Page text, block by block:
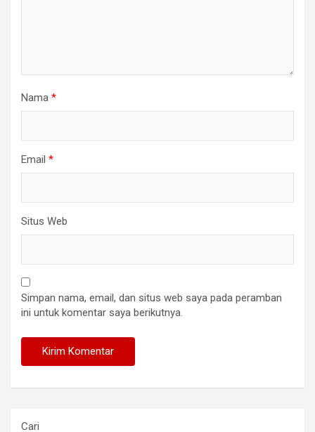
Nama *
Email *
Situs Web
Simpan nama, email, dan situs web saya pada peramban
ini untuk komentar saya berikutnya.
Cari